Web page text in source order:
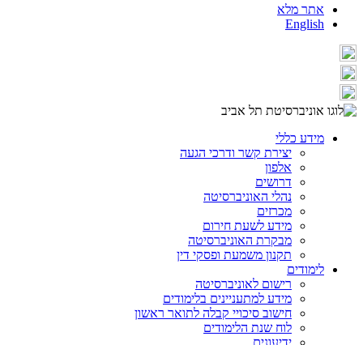
אתר מלא
English
מידע כללי
יצירת קשר ודרכי הגעה
אלפון
דרושים
נהלי האוניברסיטה
מכרזים
מידע לשעת חירום
מבקרת האוניברסיטה
תקנון משמעת ופסקי דין
לימודים
רישום לאוניברסיטה
מידע למתעניינים בלימודים
חישוב סיכויי קבלה לתואר ראשון
לוח שנת הלימודים
ידיעונים